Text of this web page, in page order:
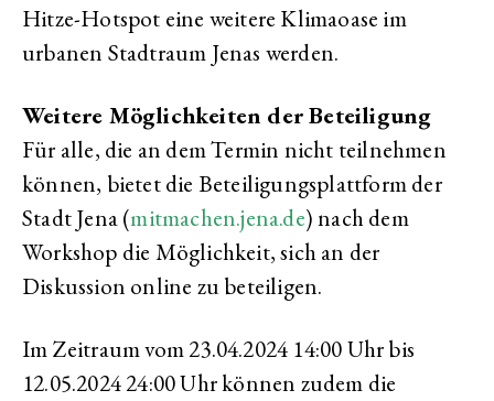
Hitze-Hotspot eine weitere Klimaoase im
urbanen Stadtraum Jenas werden.
Weitere Möglichkeiten der Beteiligung
Für alle, die an dem Termin nicht teilnehmen
können, bietet die Beteiligungsplattform der
Stadt Jena (mitmachen.jena.de) nach dem
Workshop die Möglichkeit, sich an der
Diskussion online zu beteiligen.
Im Zeitraum vom 23.04.2024 14:00 Uhr bis
12.05.2024 24:00 Uhr können zudem die